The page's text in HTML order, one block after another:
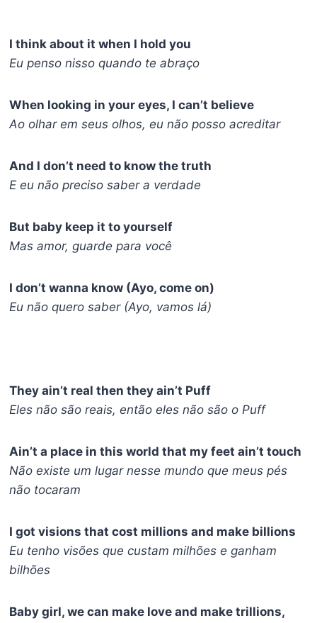
I think about it when I hold you
Eu penso nisso quando te abraço
When looking in your eyes, I can’t believe
Ao olhar em seus olhos, eu não posso acreditar
And I don’t need to know the truth
E eu não preciso saber a verdade
But baby keep it to yourself
Mas amor, guarde para você
I don’t wanna know (Ayo, come on)
Eu não quero saber (Ayo, vamos lá)
They ain’t real thеn they ain’t Puff
Eles não são reais, então eles não são o Puff
Ain’t a place in this world that my feet ain’t touch
Não existe um lugar nesse mundo que meus pés
não tocaram
I got visions that cost millions and make billions
Eu tenho visões que custam milhões e ganham
bilhões
Baby girl, we can make love and make trillions,